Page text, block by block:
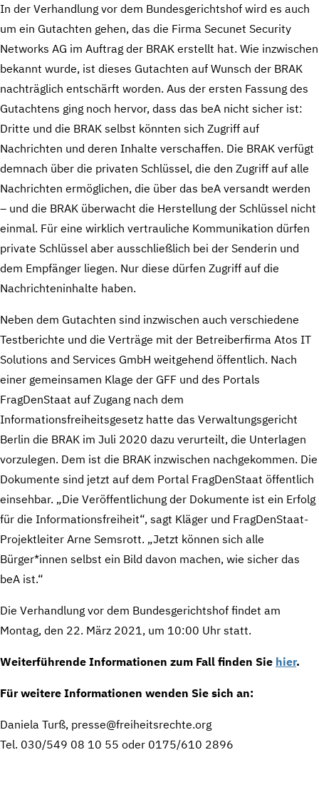
In der Verhandlung vor dem Bundesgerichtshof wird es auch
um ein Gutachten gehen, das die Firma Secunet Security
Networks AG im Auftrag der BRAK erstellt hat. Wie inzwischen
bekannt wurde, ist dieses Gutachten auf Wunsch der BRAK
nachträglich entschärft worden. Aus der ersten Fassung des
Gutachtens ging noch hervor, dass das beA nicht sicher ist:
Dritte und die BRAK selbst könnten sich Zugriff auf
Nachrichten und deren Inhalte verschaffen. Die BRAK verfügt
demnach über die privaten Schlüssel, die den Zugriff auf alle
Nachrichten ermöglichen, die über das beA versandt werden
– und die BRAK überwacht die Herstellung der Schlüssel nicht
einmal. Für eine wirklich vertrauliche Kommunikation dürfen
private Schlüssel aber ausschließlich bei der Senderin und
dem Empfänger liegen. Nur diese dürfen Zugriff auf die
Nachrichteninhalte haben.
Neben dem Gutachten sind inzwischen auch verschiedene
Testberichte und die Verträge mit der Betreiberfirma Atos IT
Solutions and Services GmbH weitgehend öffentlich. Nach
einer gemeinsamen Klage der GFF und des Portals
FragDenStaat auf Zugang nach dem
Informationsfreiheitsgesetz hatte das Verwaltungsgericht
Berlin die BRAK im Juli 2020 dazu verurteilt, die Unterlagen
vorzulegen. Dem ist die BRAK inzwischen nachgekommen. Die
Dokumente sind jetzt auf dem Portal FragDenStaat öffentlich
einsehbar. „Die Veröffentlichung der Dokumente ist ein Erfolg
für die Informationsfreiheit“, sagt Kläger und FragDenStaat-
Projektleiter Arne Semsrott. „Jetzt können sich alle
Bürger*innen selbst ein Bild davon machen, wie sicher das
beA ist.“
Die Verhandlung vor dem Bundesgerichtshof findet am
Montag, den 22. März 2021, um 10:00 Uhr statt.
Weiterführende Informationen zum Fall finden Sie hier.
Für weitere Informationen wenden Sie sich an:
Daniela Turß, presse@freiheitsrechte.org
Tel. 030/549 08 10 55 oder 0175/610 2896